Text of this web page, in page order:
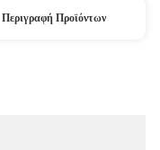
Περιγραφή Προϊόντων